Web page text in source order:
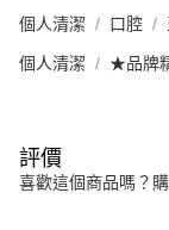
個人清潔 口腔
個人清潔 ★品牌
評價
喜歡這個商品嗎？